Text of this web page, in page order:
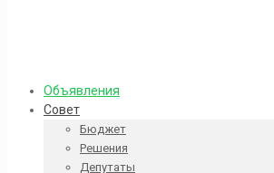
Объявления
Совет
Бюджет
Решения
Депутаты